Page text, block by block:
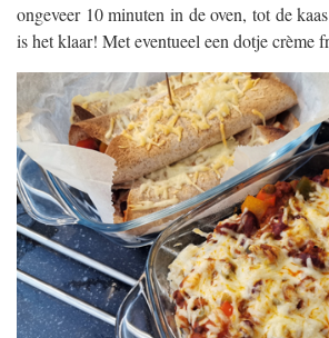
ongeveer 10 minuten in de oven, tot de
is het klaar! Met eventueel een dotje crème